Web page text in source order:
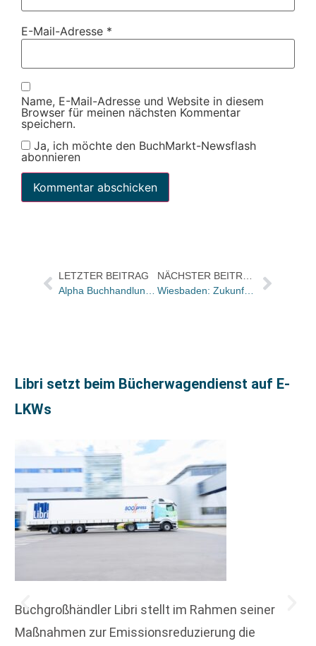
E-Mail-Adresse *
Name, E-Mail-Adresse und Website in diesem
Browser für meinen nächsten Kommentar
speichern.
Ja, ich möchte den BuchMarkt-Newsflash
abonnieren
LETZTER BEITRAG
Alpha Buchhandlung Siegen umgezogen
NÄCHSTER BEITRAG
Wiesbaden: Zukunftsplanung statt Fußball-Lesung
Libri setzt beim Bücherwagendienst auf E-
LKWs
Buchgroßhändler Libri stellt im Rahmen seiner
Maßnahmen zur Emissionsreduzierung die